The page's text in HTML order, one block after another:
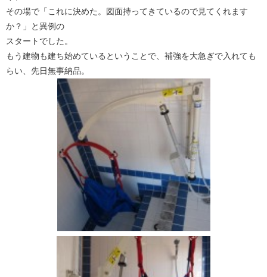
その場で「これに決めた。図面持ってきているので見てくれます
か？」と異例の
スタートでした。
もう建物も建ち始めているということで、補強を大急ぎで入れても
らい、先日無事納品。